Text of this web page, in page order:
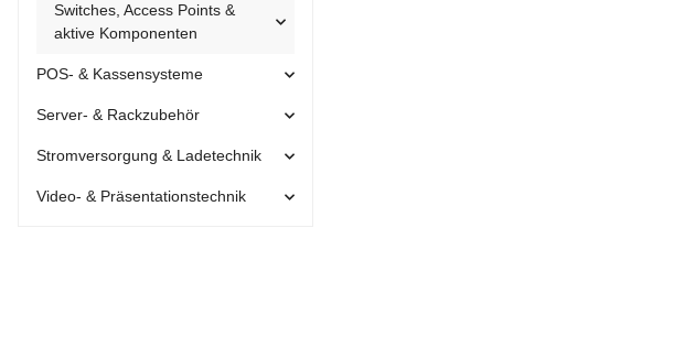
Switches, Access Points &
aktive Komponenten
POS- & Kassensysteme
Server- & Rackzubehör
Stromversorgung & Ladetechnik
Video- & Präsentationstechnik